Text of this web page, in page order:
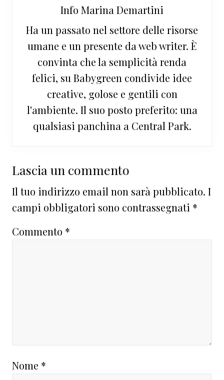
Info Marina Demartini
Ha un passato nel settore delle risorse
umane e un presente da web writer. È
convinta che la semplicità renda
felici, su Babygreen condivide idee
creative, golose e gentili con
l'ambiente. Il suo posto preferito: una
qualsiasi panchina a Central Park.
Interazioni
del
lettore
Lascia un commento
Il tuo indirizzo email non sarà pubblicato. I
campi obbligatori sono contrassegnati *
Commento *
Nome *